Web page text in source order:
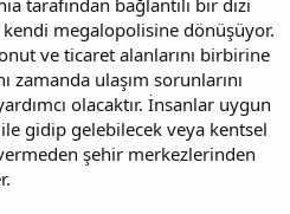
megalopolisine dönüşüyor.
ve ticaret alanlarını birbirine
zamanda ulaşım sorunlarını
olacaktır. İnsanlar uygun
gidip gelebilecek veya kentsel
şehir merkezlerinden